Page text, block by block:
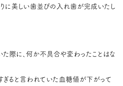
に美しい歯並びの入れ歯が完成いたし
際に、何か不具合や変わったことはな
ぎると言われていた血糖値が下がって